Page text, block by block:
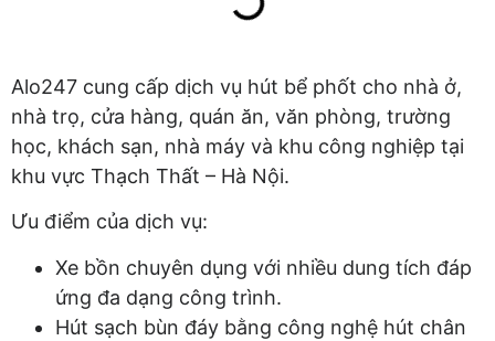
Alo247 cung cấp dịch vụ hút bể phốt cho nhà ở,
nhà trọ, cửa hàng, quán ăn, văn phòng, trường
học, khách sạn, nhà máy và khu công nghiệp tại
khu vực Thạch Thất – Hà Nội.
Ưu điểm của dịch vụ:
Xe bồn chuyên dụng với nhiều dung tích đáp
ứng đa dạng công trình.
Hút sạch bùn đáy bằng công nghệ hút chân